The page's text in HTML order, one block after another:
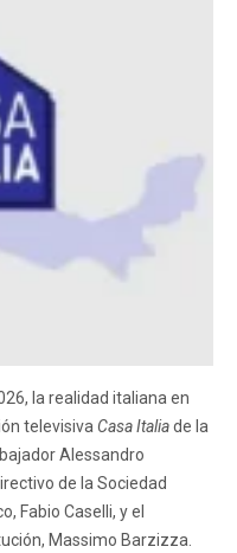
la realidad italiana en
televisiva Casa Italiade la
Alessandro
de la Sociedad
Fabio Caselli, y el
Massimo Barzizza.